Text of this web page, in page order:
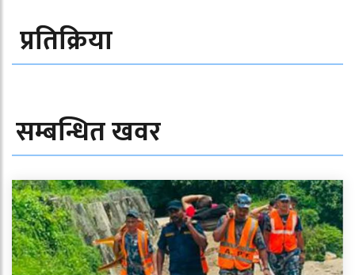
प्रतिक्रिया
सम्बन्धित खवर